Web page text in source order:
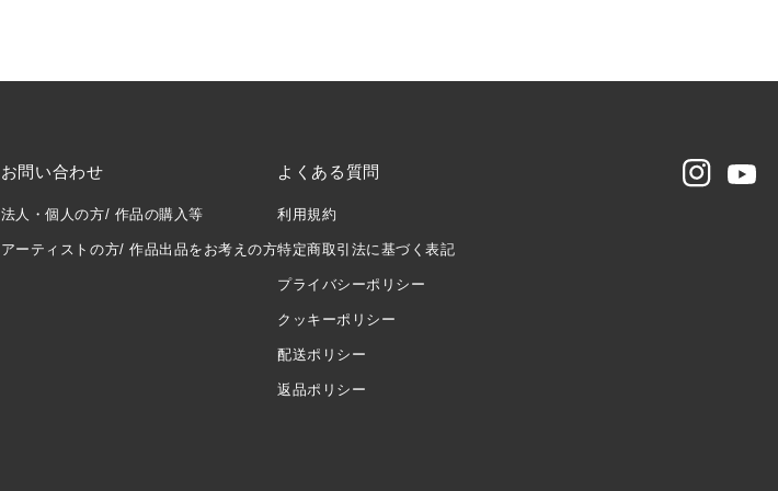
お問い合わせ
法人・個人の方/ 作品の購入等
アーティストの方/ 作品出品をお考えの方
よくある質問
利用規約
特定商取引法に基づく表記
プライバシーポリシー
クッキーポリシー
配送ポリシー
返品ポリシー
Instagram